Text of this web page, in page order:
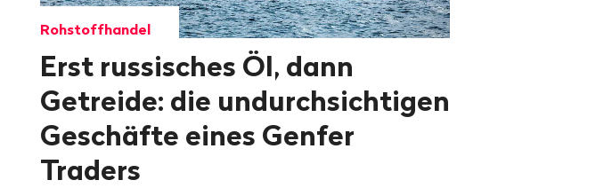
Rohstoffhandel
Erst russisches Öl, dann
Getreide: die undurchsichtigen
Geschäfte eines Genfer
Traders